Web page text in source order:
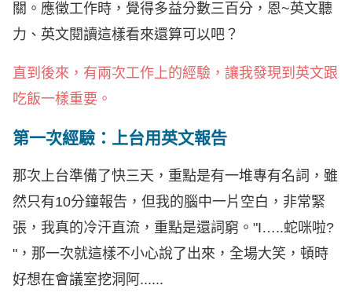
關。應徵工作時，覺得多益分數三百分，恩~英文聽
力、英文閱讀這樣看來還算可以吧？
直到後來，有兩次工作上的經驗，讓我發現到英文跟
吃飯一樣重要。
第一次經驗：上台用英文報告
那次上台準備了快三天，重點是有一堆專有名詞，雖
然只有10分鐘報告，但我的腦中一片空白，非常緊
張，我真的冷汗直流，重點是還詞窮。"I…..蛇咪啦?
"，那一次就這樣不小心說了出來，全場大笑，頓時
好想在會議室挖洞阿......